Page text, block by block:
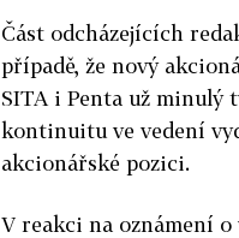
Část odcházejících
případě, že nový
SITA i Penta už minulý
kontinuitu ve vedení
akcionářské pozici.
V reakci na oznámení